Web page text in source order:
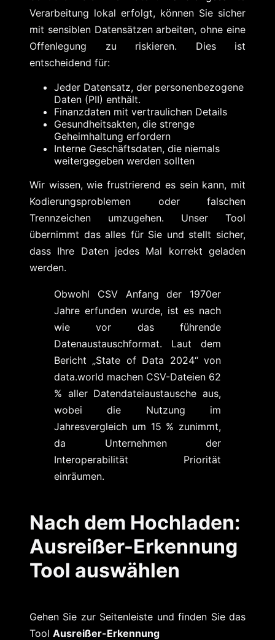
Verarbeitung lokal erfolgt, können Sie sicher
mit sensiblen Datensätzen arbeiten, ohne eine
Offenlegung zu riskieren. Dies ist
entscheidend für:
Jeder Datensatz, der personenbezogene
Daten (PII) enthält.
Finanzdaten mit vertraulichen Details
Gesundheitsakten, die strenge
Geheimhaltung erfordern
Interne Geschäftsdaten, die niemals
weitergegeben werden sollten
Wir wissen, wie frustrierend es sein kann, mit
Kodierungsproblemen oder falschen
Trennzeichen umzugehen. Unser Tool
übernimmt das alles für Sie und stellt sicher,
dass Ihre Daten jedes Mal korrekt geladen
werden.
Obwohl CSV Anfang der 1970er
Jahre erfunden wurde, ist es nach
wie vor das führende
Datenaustauschformat. Laut dem
Bericht „State of Data 2024“ von
data.world machen CSV-Dateien 62
% aller Datendateiaustausche aus,
wobei die Nutzung im
Jahresvergleich um 15 % zunimmt,
da Unternehmen der
Interoperabilität Priorität
einräumen.
Nach dem Hochladen:
Ausreißer-Erkennung
Tool auswählen
Gehen Sie zur Seitenleiste und finden Sie das
Tool Ausreißer-Erkennung